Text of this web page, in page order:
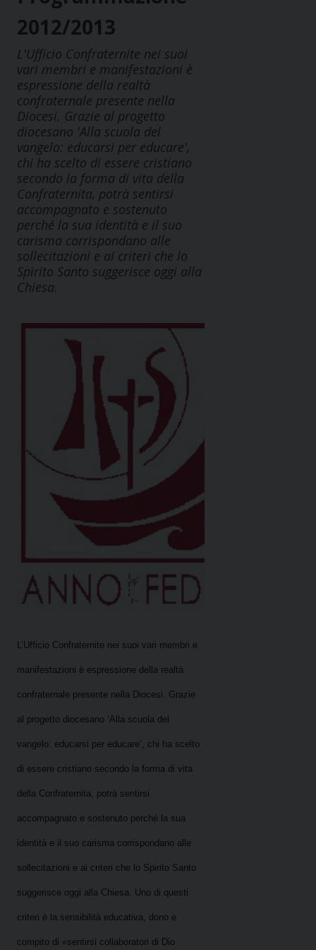
2012/2013
L'Ufficio Confraternite nei suoi
vari membri e manifestazioni è
espressione della realtà
confraternale presente nella
Diocesi. Grazie al progetto
diocesano 'Alla scuola del
vangelo: educarsi per educare',
chi ha scelto di essere cristiano
secondo la forma di vita della
Confraternita, potrà sentirsi
accompagnato e sostenuto
perché la sua identità e il suo
carisma corrispondano alle
sollecitazioni e ai criteri che lo
Spirito Santo suggerisce oggi alla
Chiesa.
L’Ufficio Confraternite nei suoi vari membri e
manifestazioni è espressione della realtà
confraternale presente nella Diocesi. Grazie
al progetto diocesano ‘Alla scuola del
vangelo: educarsi per educare’, chi ha scelto
di essere cristiano secondo la forma di vita
della Confraternita, potrà sentirsi
accompagnato e sostenuto perché la sua
identità e il suo carisma corrispondano alle
sollecitazioni e ai criteri che lo Spirito Santo
suggerisce oggi alla Chiesa. Uno di questi
criteri è la sensibilità educativa, dono e
compito di «sentirsi collaboratori di Dio